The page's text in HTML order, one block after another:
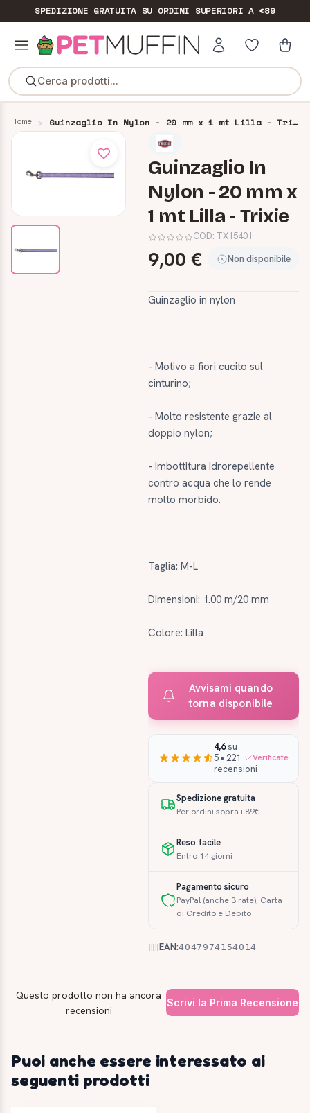
SPEDIZIONE GRATUITASU ORDINI SUPERIORI A €89
Cerca prodotti...
Home Guinzaglio In Nylon - 20 mm x 1 mt Lilla - Trixie
Guinzaglio In
Nylon - 20 mm x
1 mt Lilla - Trixie
COD: TX15401
9,00 € Non disponibile
Guinzaglio in nylon
- Motivo a fiori cucito sul
cinturino;
- Molto resistente grazie al
doppio nylon;
- Imbottitura idrorepellente
contro acqua che lo rende
molto morbido.
Taglia: M-L
Dimensioni: 1.00 m/20 mm
Colore: Lilla
Avvisami quando
torna disponibile
4,6su
5 • 221
recensioni
Verificate
Spedizione gratuita
Per ordini sopra i 89€
Reso facile
Entro 14 giorni
Pagamento sicuro
PayPal (anche 3 rate), Carta
di Credito e Debito
EAN:4047974154014
Questo prodotto non ha ancora
recensioni
Scrivi la Prima Recensione
Puoi anche essere interessato ai
seguenti prodotti